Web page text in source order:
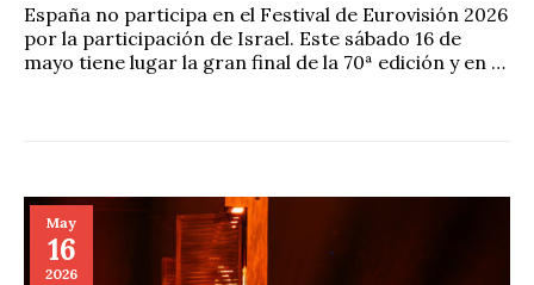
España no participa en el Festival de Eurovisión 2026
por la participación de Israel. Este sábado 16 de
mayo tiene lugar la gran final de la 70ª edición y en …
May
16
2026